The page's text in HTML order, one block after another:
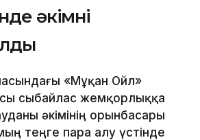
әкімнің
«Мұқан Ойл»
сыбайлас жемқорлыққа
әкімінің орынбасары
теңге пара алу үстінде